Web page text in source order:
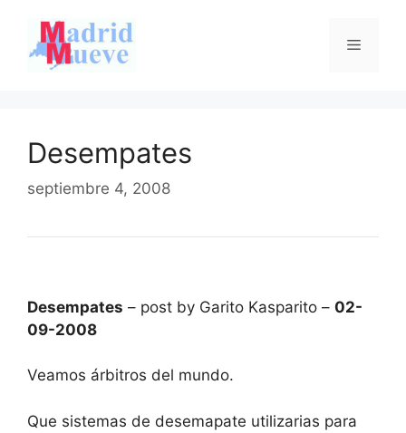
contenido
Menú
Desempates
septiembre 4, 2008
Desempates – post by Garito Kasparito – 02-
09-2008
Veamos árbitros del mundo.
Que sistemas de desemapate utilizarias para